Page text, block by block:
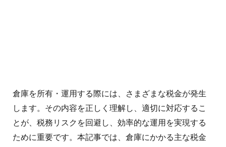
倉庫を所有・運用する際には、さまざまな税金が発生
します。その内容を正しく理解し、適切に対応するこ
とが、税務リスクを回避し、効率的な運用を実現する
ために重要です。本記事では、倉庫にかかる主な税金